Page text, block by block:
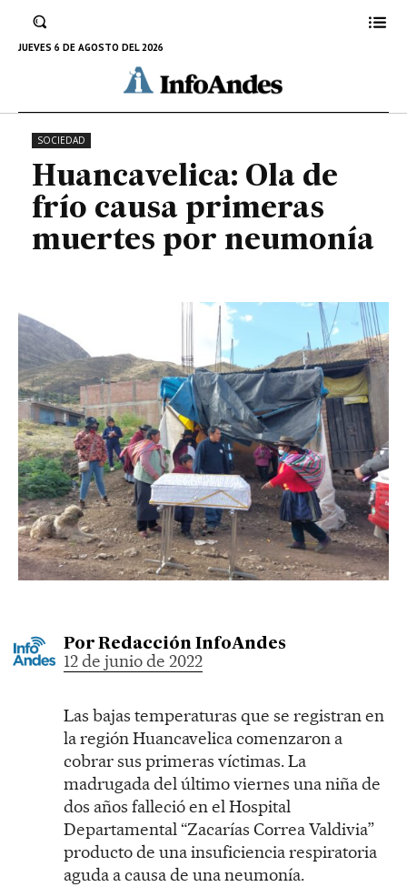
JUEVES 6 DE AGOSTO DEL 2026
Huancavelica: Ola de frío causa
primeras muertes por neumonía
12 DE JUNIO DE 2022
SOCIEDAD
Huancavelica: Ola de
frío causa primeras
muertes por neumonía
Por Redacción InfoAndes
12 de junio de 2022
Las bajas temperaturas que se registran en
la región Huancavelica comenzaron a
cobrar sus primeras víctimas. La
madrugada del último viernes una niña de
dos años falleció en el Hospital
Departamental “Zacarías Correa Valdivia”
producto de una insuficiencia respiratoria
aguda a causa de una neumonía.